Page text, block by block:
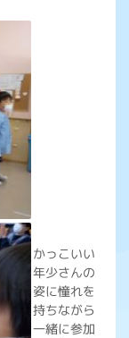
かっこいい
年少さんの
姿に憧れを
持ちながら
一緒に参加